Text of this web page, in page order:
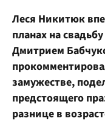
Леся Никитюк
планах на
Дмитрием
замужестве,
предстоящего
разнице в